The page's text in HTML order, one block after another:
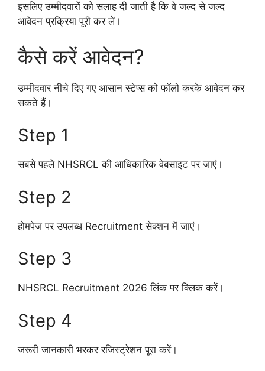
इसलिए उम्मीदवारों को सलाह दी जाती है कि वे जल्द से जल्द
आवेदन प्रक्रिया पूरी कर लें।
कैसे करें आवेदन?
उम्मीदवार नीचे दिए गए आसान स्टेप्स को फॉलो करके आवेदन कर
सकते हैं।
Step 1
सबसे पहले NHSRCL की आधिकारिक वेबसाइट पर जाएं।
Step 2
होमपेज पर उपलब्ध Recruitment सेक्शन में जाएं।
Step 3
NHSRCL Recruitment 2026 लिंक पर क्लिक करें।
Step 4
जरूरी जानकारी भरकर रजिस्ट्रेशन पूरा करें।